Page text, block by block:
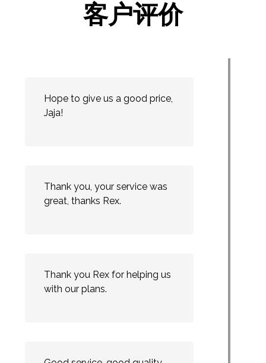
客户评价
Hope to give us a good price,
Jaja!
Thank you, your service was
great, thanks Rex.
Thank you Rex for helping us
with our plans.